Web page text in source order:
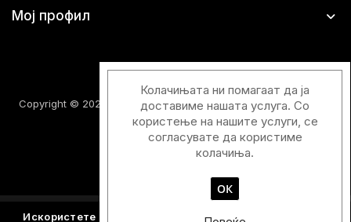
Мој профил
Copyright © 2026 Шатци Парфимерии. Сите права задржани.
Designed & Developed with
Искористете го купонскиот код Y2026
Колачињата ни помагаат да ја
доставиме нашата услуга. Со
користење на нашите услуги, се
согласувате да користиме
колачиња.
ОК